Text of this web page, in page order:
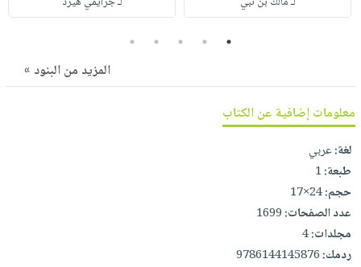
مناسباتيتكرر
نيل
وفرات
انشر
كتابك
تواصل
معنا
1
2
3
4
5
المزيد من البنود »
معلومات إضافية عن الكتاب
لغة:عربي
طبعة:1
حجم:24×17
عدد الصفحات:1699
مجلدات:4
ردمك:9786144145876